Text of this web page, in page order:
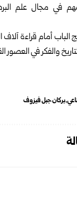
في مجال علم
الباب أمام قراءة
والفكر في العصور
بركان جبل فيزوف